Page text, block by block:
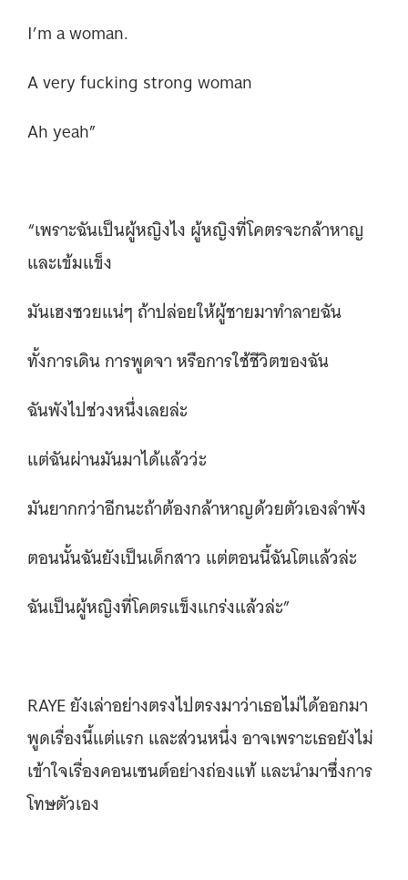
I’m a woman.
A very fucking strong woman
Ah yeah”
“เพราะฉันเป็นผู้หญิงไง ผู้หญิงที่โคตรจะกล้าหาญ
และเข้มแข็ง
มันเฮงซวยแน่ๆ ถ้าปล่อยให้ผู้ชายมาทำลายฉัน
ทั้งการเดิน การพูดจา หรือการใช้ชีวิตของฉัน
ฉันพังไปช่วงหนึ่งเลยล่ะ
แต่ฉันผ่านมันมาได้แล้วว่ะ
มันยากกว่าอีกนะถ้าต้องกล้าหาญด้วยตัวเองลำพัง
ตอนนั้นฉันยังเป็นเด็กสาว แต่ตอนนี้ฉันโตแล้วล่ะ
ฉันเป็นผู้หญิงที่โคตรแข็งแกร่งแล้วล่ะ”
RAYE ยังเล่าอย่างตรงไปตรงมาว่าเธอไม่ได้ออกมา
พูดเรื่องนี้แต่แรก และส่วนหนึ่ง อาจเพราะเธอยังไม่
เข้าใจเรื่องคอนเซนต์อย่างถ่องแท้ และนำมาซึ่งการ
โทษตัวเอง